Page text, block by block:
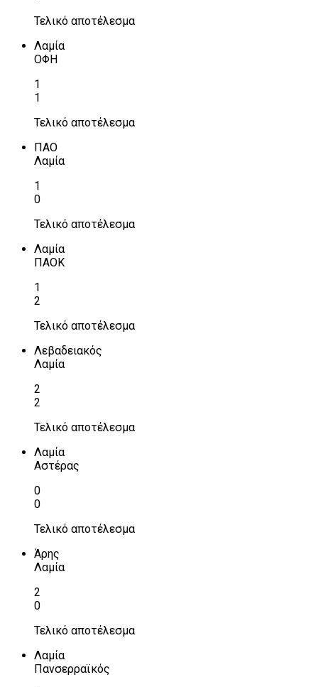
Τελικό αποτέλεσμα
Λαμία
ΟΦΗ
1
1
Τελικό αποτέλεσμα
ΠΑΟ
Λαμία
1
0
Τελικό αποτέλεσμα
Λαμία
ΠΑΟΚ
1
2
Τελικό αποτέλεσμα
Λεβαδειακός
Λαμία
2
2
Τελικό αποτέλεσμα
Λαμία
Αστέρας
0
0
Τελικό αποτέλεσμα
Άρης
Λαμία
2
0
Τελικό αποτέλεσμα
Λαμία
Πανσερραϊκός